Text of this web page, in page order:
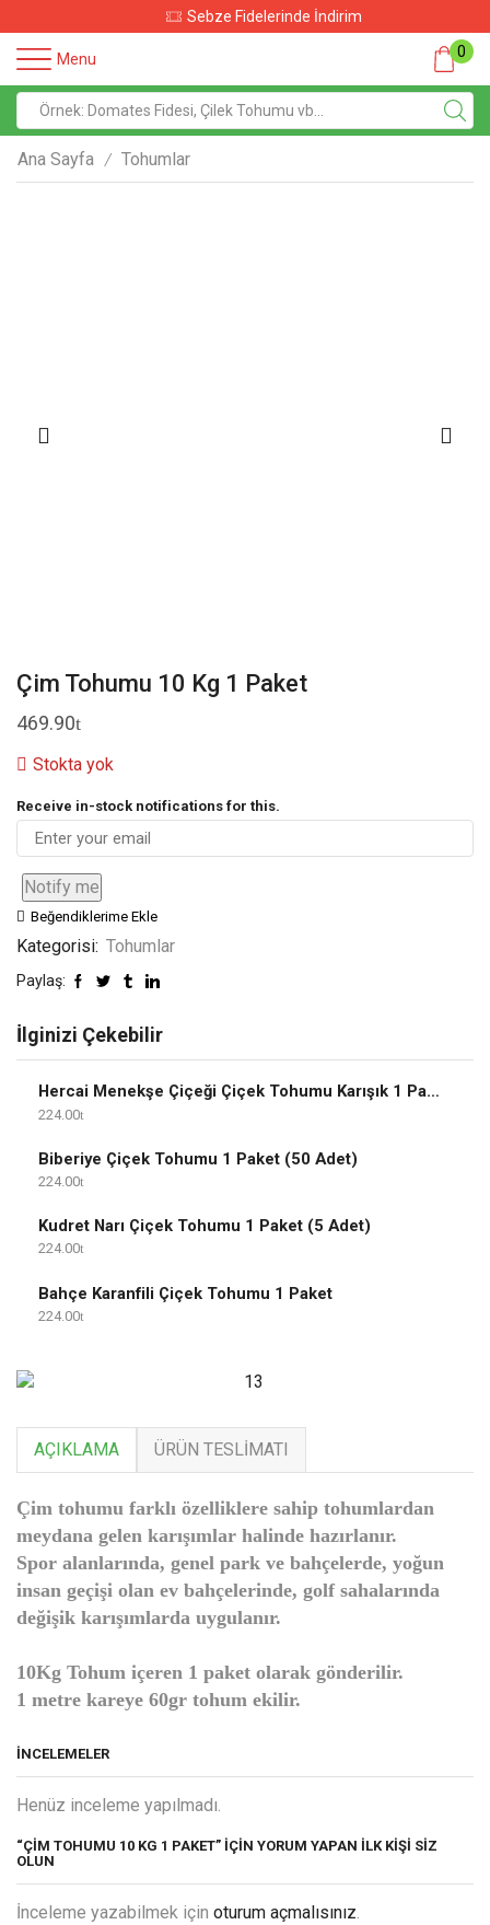
Sebze Fidelerinde İndirim
Menu 0
Ana Sayfa / Tohumlar
Çim Tohumu 10 Kg 1 Paket
469.90
Stokta yok
Receive in-stock notifications for this.
Notify me
Beğendiklerime Ekle
Kategorisi: Tohumlar
Paylaş:
İlginizi Çekebilir
Hercai Menekşe Çiçeği Çiçek Tohumu Karışık 1 Paket
224.00
Biberiye Çiçek Tohumu 1 Paket (50 Adet)
224.00
Kudret Narı Çiçek Tohumu 1 Paket (5 Adet)
224.00
Bahçe Karanfili Çiçek Tohumu 1 Paket
224.00
AÇIKLAMA ÜRÜN TESLIMATI
Çim tohumu farklı özelliklere sahip tohumlardan
meydana gelen karışımlar halinde hazırlanır.
Spor alanlarında, genel park ve bahçelerde, yoğun
insan geçişi olan ev bahçelerinde, golf sahalarında
değişik karışımlarda uygulanır.
10Kg Tohum içeren 1 paket olarak gönderilir.
1 metre kareye 60gr tohum ekilir.
İNCELEMELER
Henüz inceleme yapılmadı.
“ÇIM TOHUMU 10 KG 1 PAKET” IÇIN YORUM YAPAN ILK KIŞI SIZ
OLUN
İnceleme yazabilmek için oturum açmalısınız.